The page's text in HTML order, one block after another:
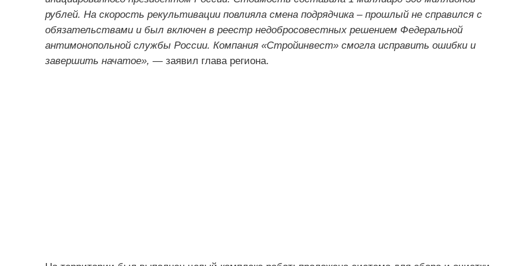
рублей. На скорость рекультивации повлияла смена подрядчика – прошлый не справился с
обязательствами и был включен в реестр недобросовестных решением Федеральной
антимонопольной службы России. Компания «Стройинвест» смогла исправить ошибки и
завершить начатое», — заявил глава региона.